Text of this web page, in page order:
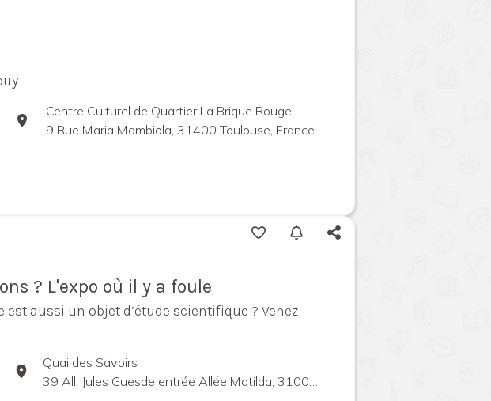
Centre Culturel de Quartier La Brique Rouge
9 Rue Maria Mombiola, 31400 Toulouse, France
? L'expo où il y a foule
est aussi un objet d’étude scientifique ? Venez
Quai des Savoirs
39 All. Jules Guesde entrée Allée Matilda, 31000 Toulouse, France